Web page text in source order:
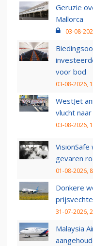
Geruzie
Mallorca
03-08-
voor bod
03-08-2026,
WestJet
vlucht naar
03-08-2026,
gevaren
01-08-2026,
Donkere
31-07-2026,
Malaysia